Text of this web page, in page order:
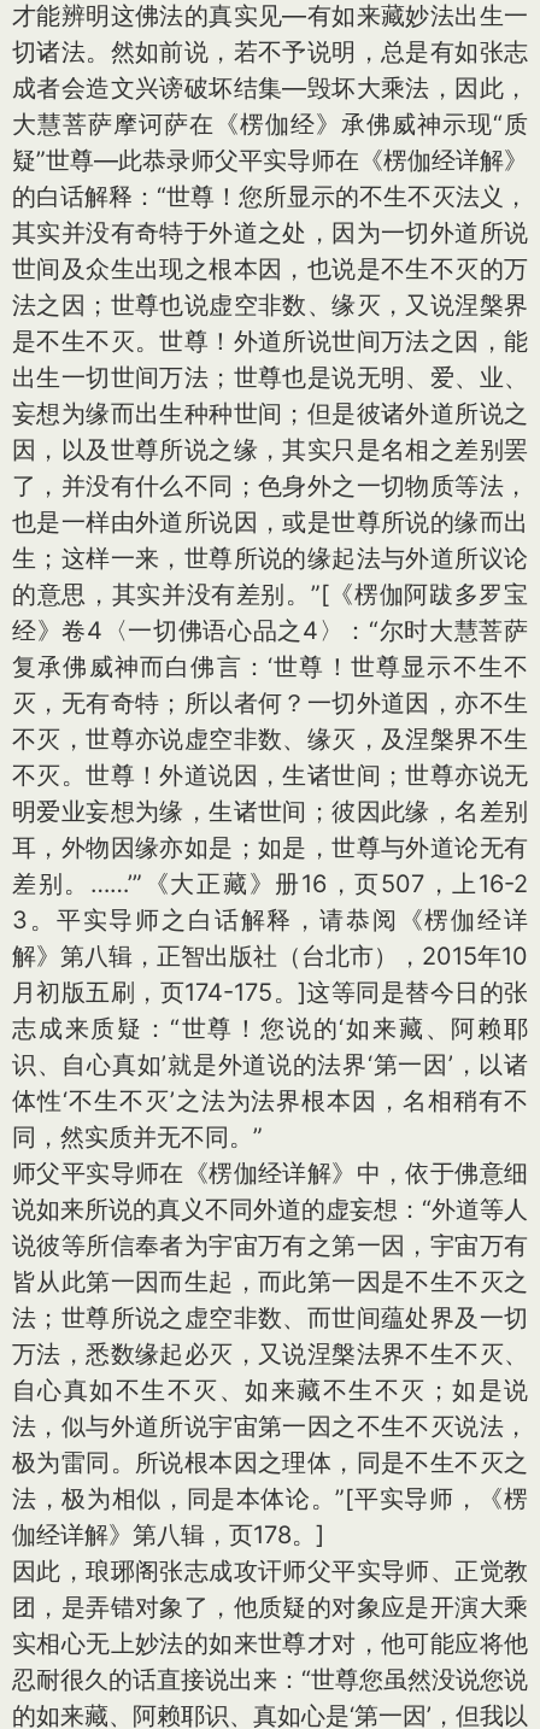
才能辨明这佛法的真实见—有如来藏妙法出生一
切诸法。然如前说，若不予说明，总是有如张志
成者会造文兴谤破坏结集—毁坏大乘法，因此，
大慧菩萨摩诃萨在《楞伽经》承佛威神示现“质
疑”世尊—此恭录师父平实导师在《楞伽经详解》
的白话解释：“世尊！您所显示的不生不灭法义，
其实并没有奇特于外道之处，因为一切外道所说
世间及众生出现之根本因，也说是不生不灭的万
法之因；世尊也说虚空非数、缘灭，又说涅槃界
是不生不灭。世尊！外道所说世间万法之因，能
出生一切世间万法；世尊也是说无明、爱、业、
妄想为缘而出生种种世间；但是彼诸外道所说之
因，以及世尊所说之缘，其实只是名相之差别罢
了，并没有什么不同；色身外之一切物质等法，
也是一样由外道所说因，或是世尊所说的缘而出
生；这样一来，世尊所说的缘起法与外道所议论
的意思，其实并没有差别。”[《楞伽阿跋多罗宝
经》卷4〈一切佛语心品之4〉：“尔时大慧菩萨
复承佛威神而白佛言：‘世尊！世尊显示不生不
灭，无有奇特；所以者何？一切外道因，亦不生
不灭，世尊亦说虚空非数、缘灭，及涅槃界不生
不灭。世尊！外道说因，生诸世间；世尊亦说无
明爱业妄想为缘，生诸世间；彼因此缘，名差别
耳，外物因缘亦如是；如是，世尊与外道论无有
差别。……’”《大正藏》册16，页507，上16-2
3。平实导师之白话解释，请恭阅《楞伽经详
解》第八辑，正智出版社（台北市），2015年10
月初版五刷，页174-175。]这等同是替今日的张
志成来质疑：“世尊！您说的‘如来藏、阿赖耶
识、自心真如’就是外道说的法界‘第一因’，以诸
体性‘不生不灭’之法为法界根本因，名相稍有不
同，然实质并无不同。”
师父平实导师在《楞伽经详解》中，依于佛意细
说如来所说的真义不同外道的虚妄想：“外道等人
说彼等所信奉者为宇宙万有之第一因，宇宙万有
皆从此第一因而生起，而此第一因是不生不灭之
法；世尊所说之虚空非数、而世间蕴处界及一切
万法，悉数缘起必灭，又说涅槃法界不生不灭、
自心真如不生不灭、如来藏不生不灭；如是说
法，似与外道所说宇宙第一因之不生不灭说法，
极为雷同。所说根本因之理体，同是不生不灭之
法，极为相似，同是本体论。”[平实导师，《楞
伽经详解》第八辑，页178。]
因此，琅琊阁张志成攻讦师父平实导师、正觉教
团，是弄错对象了，他质疑的对象应是开演大乘
实相心无上妙法的如来世尊才对，他可能应将他
忍耐很久的话直接说出来：“世尊您虽然没说您说
的如来藏、阿赖耶识、真如心是‘第一因’，但我以